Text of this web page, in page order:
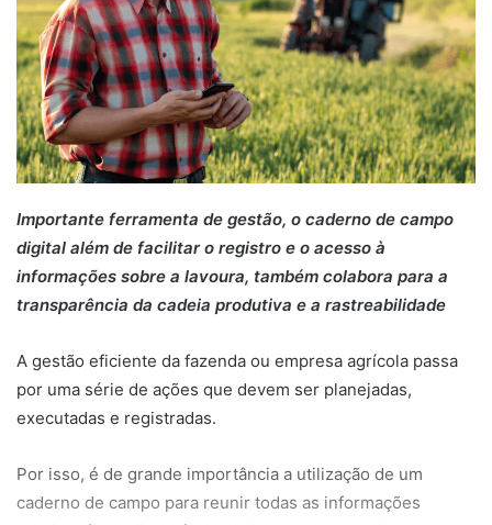
Importante ferramenta de gestão, o caderno de campo
digital além de facilitar o registro e o acesso à
informações sobre a lavoura, também colabora para a
transparência da cadeia produtiva e a rastreabilidade
A gestão eficiente da fazenda ou empresa agrícola passa
por uma série de ações que devem ser planejadas,
executadas e registradas.
Por isso, é de grande importância a utilização de um
caderno de campo para reunir todas as informações